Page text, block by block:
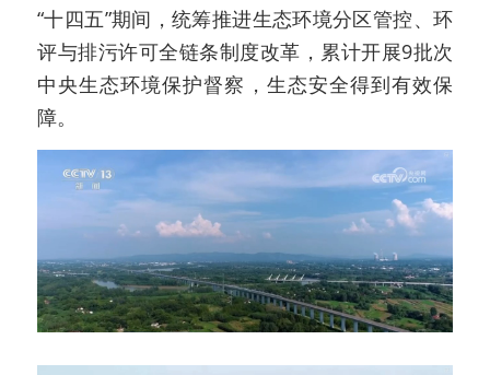
“十四五”期间，统筹推进生态环境分区管控、环
评与排污许可全链条制度改革，累计开展9批次
中央生态环境保护督察，生态安全得到有效保
障。